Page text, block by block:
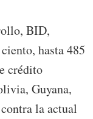
BID,
hasta 485
crédito
Guyana,
la actual